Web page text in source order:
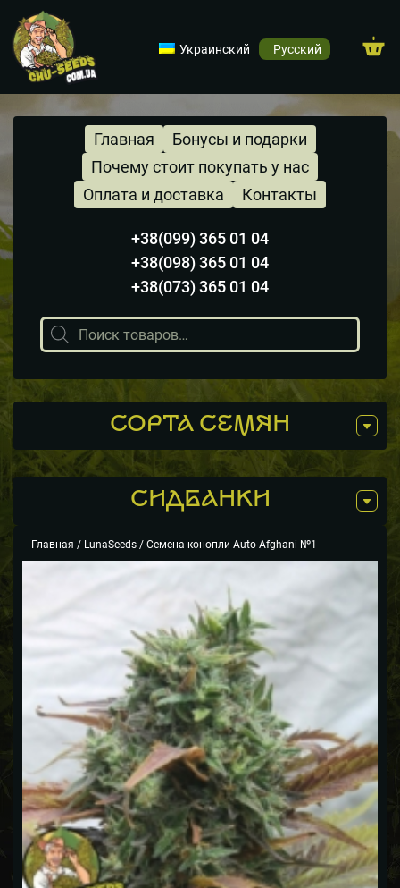
Украинский Русский
Главная
Почему стоит покупать у нас
Бонусы и подарки
Оплата и доставка Контакты
+38(099) 365 01 04
+38(098) 365 01 04
+38(073) 365 01 04
Поиск
товаров
СОРТА СЕМЯН
СИДБАНКИ
Главная / LunaSeeds / Семена конопли Auto Afghani №1